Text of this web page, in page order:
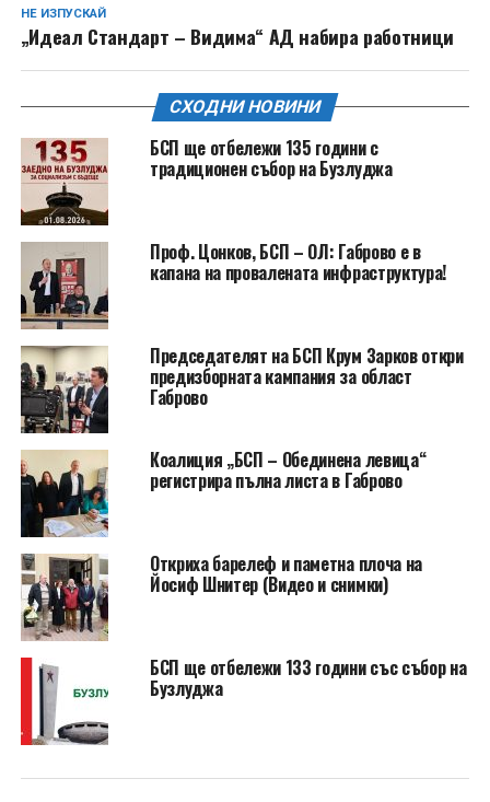
НЕ ИЗПУСКАЙ
„Идеал Стандарт – Видима“ АД набира работници
СХОДНИ НОВИНИ
БСП ще отбележи 135 години с
традиционен събор на Бузлуджа
Проф. Цонков, БСП – ОЛ: Габрово е в
капана на провалената инфраструктура!
Председателят на БСП Крум Зарков откри
предизборната кампания за област
Габрово
Коалиция „БСП – Обединена левица“
регистрира пълна листа в Габрово
Откриха барелеф и паметна плоча на
Йосиф Шнитер (Видео и снимки)
БСП ще отбележи 133 години със събор на
Бузлуджа